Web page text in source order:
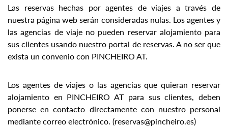
Las reservas hechas por agentes de viajes a través de
nuestra página web serán consideradas nulas. Los agentes y
las agencias de viaje no pueden reservar alojamiento para
sus clientes usando nuestro portal de reservas. A no ser que
exista un convenio con PINCHEIRO AT.
Los agentes de viajes o las agencias que quieran reservar
alojamiento en PINCHEIRO AT para sus clientes, deben
ponerse en contacto directamente con nuestro personal
mediante correo electrónico. (reservas@pincheiro.es)